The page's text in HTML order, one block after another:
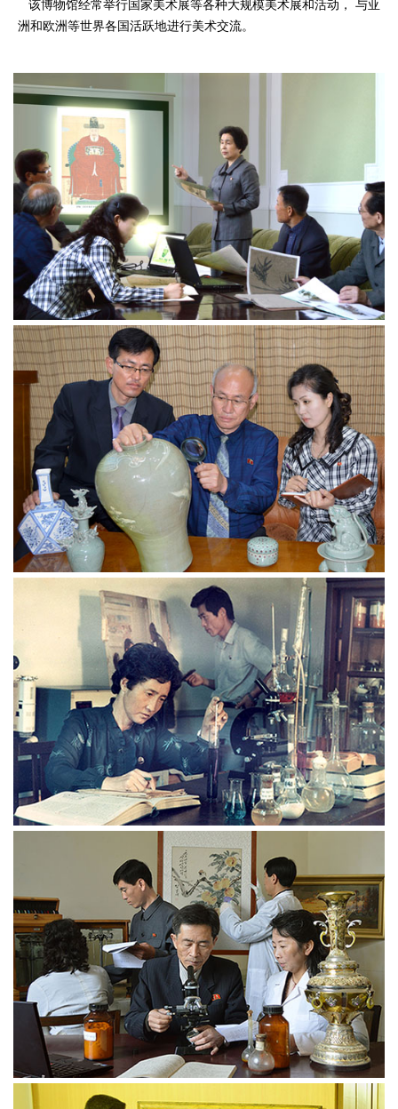
该博物馆经常举行国家美术展等各种大规模美术展和活动， 与亚
洲和欧洲等世界各国活跃地进行美术交流。